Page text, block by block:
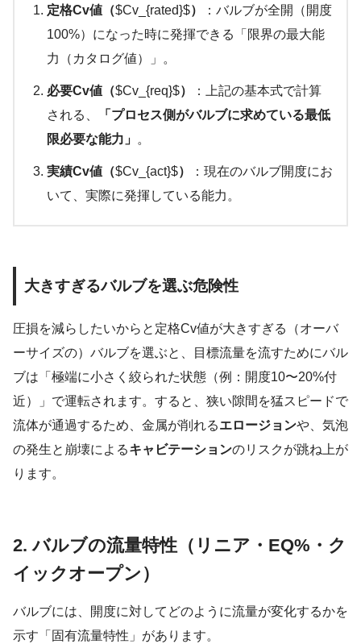
定格Cv値（$Cv_{rated}$）
：バルブが全開（開度
100%）になった時に発揮できる「限界の最大能
力（カタログ値）」。
必要Cv値（$Cv_{req}$）
：上記の基本式で計算
される、
「プロセス側がバルブに求めている最低
限必要な能力」 。
実績Cv値（$Cv_{act}$）
：現在のバルブ開度にお
いて、実際に発揮している能力。
大きすぎるバルブを選ぶ危険性
圧損を減らしたいからと定格Cv値が大きすぎる（オーバ
ーサイズの）バルブを選ぶと、目標流量を流すためにバル
ブは「極端に小さく絞られた状態（例：開度10〜20%付
近）」で運転されます。すると、狭い隙間を猛スピードで
流体が通過するため、金属が削れるエロージョンや、気泡
の発生と崩壊によるキャビテーションのリスクが跳ね上が
ります。
2. バルブの流量特性（リニア・EQ%・ク
イックオープン）
バルブには、開度に対してどのように流量が変化するかを
示す「固有流量特性」があります。